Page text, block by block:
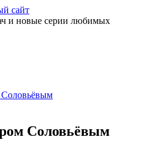
сайт
и новые серии любимых
Соловьёвым